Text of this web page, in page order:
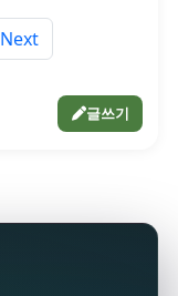
Next
글쓰기